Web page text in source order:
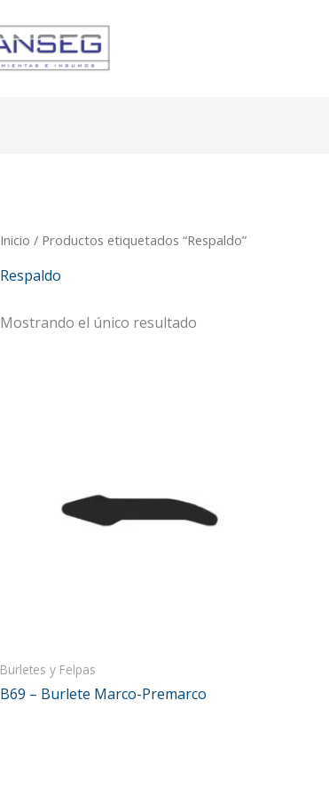
Inicio / Productos etiquetados “Respaldo”
Respaldo
Mostrando el único resultado
Burletes y Felpas
B69 – Burlete Marco-Premarco